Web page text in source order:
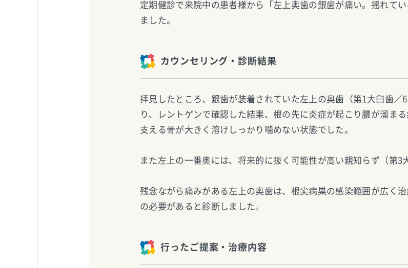
定期健診で来院中の患者様から「左上奥歯の銀歯が痛い。揺れて
ました。
カウンセリング・診断結果
拝見したところ、銀歯が装着されていた左上の奥歯（第1大臼歯／
り、レントゲンで確認した結果、根の先に炎症が起こり膿が溜ま
支える骨が大きく溶けしっかり噛めない状態でした。
また左上の一番奥には、将来的に抜く可能性が高い親知らず（第3
残念ながら痛みがある左上の奥歯は、根尖病巣の感染範囲が広く
の必要があると診断しました。
行ったご提案・治療内容